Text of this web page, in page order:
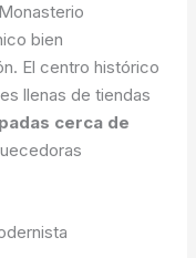
bien
El centro histórico
llenas de tiendas
cerca de